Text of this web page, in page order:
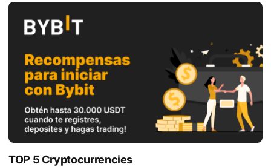
TOP 5 Cryptocurrencies